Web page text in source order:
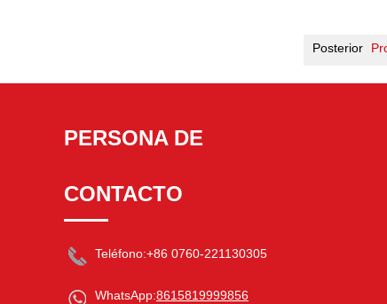
Posterior
PERSONA DE
CONTACTO
Teléfono:+86 0760-221130305
WhatsApp:8615819999856